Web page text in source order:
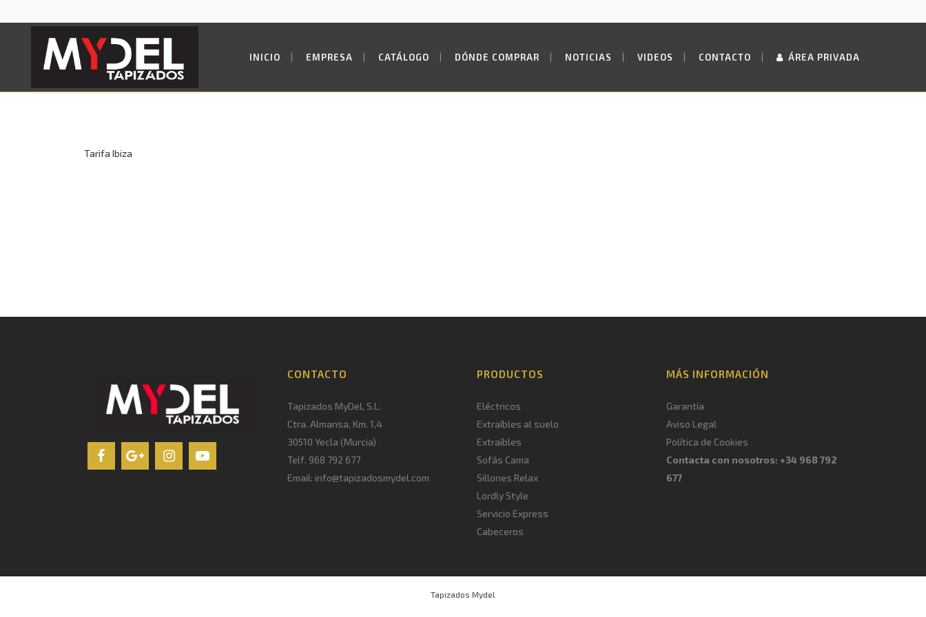
INICIO EMPRESA CATÁLOGO DÓNDE COMPRAR NOTICIAS VIDEOS CONTACTO ÁREA PRIVADA
Tarifa Ibiza
CONTACTO
Tapizados MyDel, S.L.
Ctra. Almansa, Km. 1,4
30510 Yecla (Murcia)
Telf. 968 792 677
Email: info@tapizadosmydel.com
PRODUCTOS
Eléctricos
Extraíbles al suelo
Extraíbles
Sofás Cama
Sillones Relax
Lordly Style
Servicio Express
Cabeceros
MÁS INFORMACIÓN
Garantía
Aviso Legal
Política de Cookies
Contacta con nosotros: +34 968 792
677
Tapizados Mydel